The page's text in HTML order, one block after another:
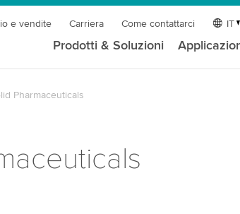
e vendite Carriera Come contattarci IT
Prodotti & Soluzioni
Pharmaceuticals